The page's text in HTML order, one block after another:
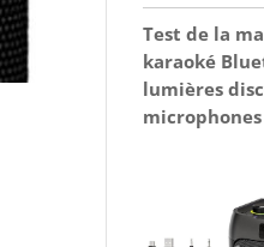
Test de la
karaoké
lumières